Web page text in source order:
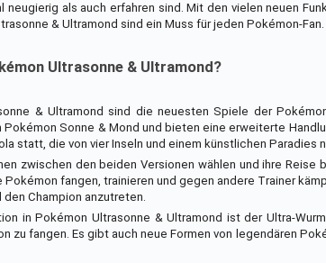
neugierig als auch erfahren sind. Mit den vielen neuen
& Ultramond sind ein Muss für jeden Pokémon-Fan.
Ultrasonne & Ultramond?
& Ultramond sind die neuesten Spiele der
Pokémon Sonne & Mond und bieten eine erweiterte
statt, die von vier Inseln und einem künstlichen Paradies
zwischen den beiden Versionen wählen und ihre
Pokémon fangen, trainieren und gegen andere Trainer
den Champion anzutreten.
in Pokémon Ultrasonne & Ultramond ist der Ultra-
zu fangen. Es gibt auch neue Formen von legendären